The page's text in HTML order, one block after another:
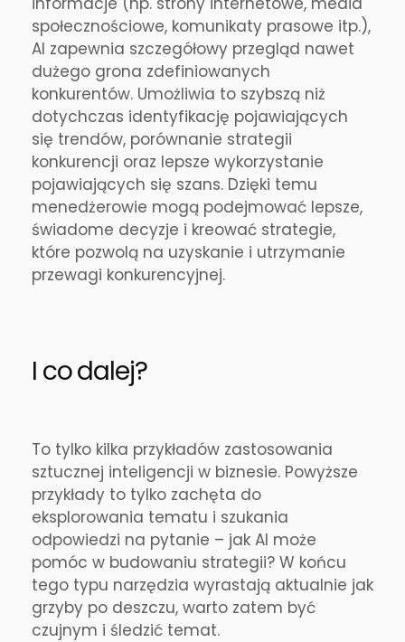
społecznościowe, komunikaty prasowe itp.),
AI zapewnia szczegółowy przegląd nawet
dużego grona zdefiniowanych
konkurentów. Umożliwia to szybszą niż
dotychczas identyfikację pojawiających
się trendów, porównanie strategii
konkurencji oraz lepsze wykorzystanie
pojawiających się szans. Dzięki temu
menedżerowie mogą podejmować lepsze,
świadome decyzje i kreować strategie,
które pozwolą na uzyskanie i utrzymanie
przewagi konkurencyjnej.
I co dalej?
To tylko kilka przykładów zastosowania
sztucznej inteligencji w biznesie. Powyższe
przykłady to tylko zachęta do
eksplorowania tematu i szukania
odpowiedzi na pytanie – jak AI może
pomóc w budowaniu strategii? W końcu
tego typu narzędzia wyrastają aktualnie jak
grzyby po deszczu, warto zatem być
czujnym i śledzić temat.